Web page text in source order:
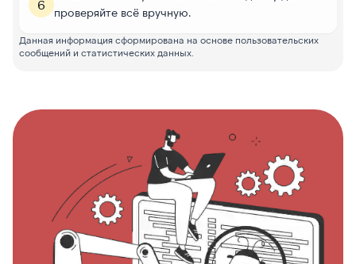
6
проверяйте всё вручную.
Данная информация сформирована на основе пользовательских
сообщений и статистических данных.